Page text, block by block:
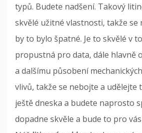
typů. Budete nadšení. Takový
skvělé užitné vlastnosti, takže se
by to bylo špatné. Je to skvělé v
propustná pro data, dále hlavně
a dalšímu působení
vlivů, takže se nebojte a udělejte
ještě dneska a budete naprosto
dopadne skvěle a bude to pro